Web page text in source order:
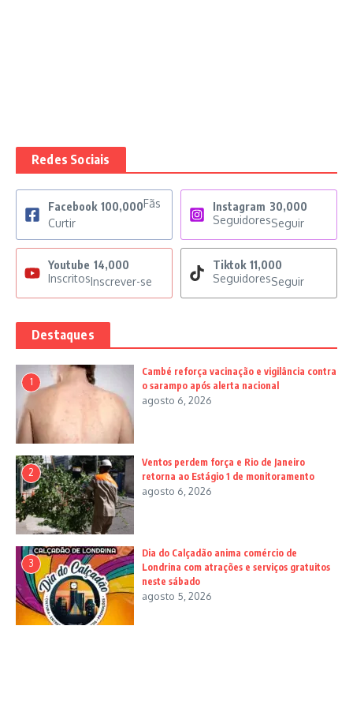
Redes Sociais
Facebook 100,000Fãs
Curtir
Instagram 30,000
SeguidoresSeguir
Youtube 14,000
Inscritos Inscrever-se
Tiktok 11,000
SeguidoresSeguir
Destaques
1
Cambé reforça vacinação e vigilância contra
o sarampo após alerta nacional
agosto 6, 2026
2
Ventos perdem força e Rio de Janeiro
retorna ao Estágio 1 de monitoramento
agosto 6, 2026
3
Dia do Calçadão anima comércio de
Londrina com atrações e serviços gratuitos
neste sábado
agosto 5, 2026